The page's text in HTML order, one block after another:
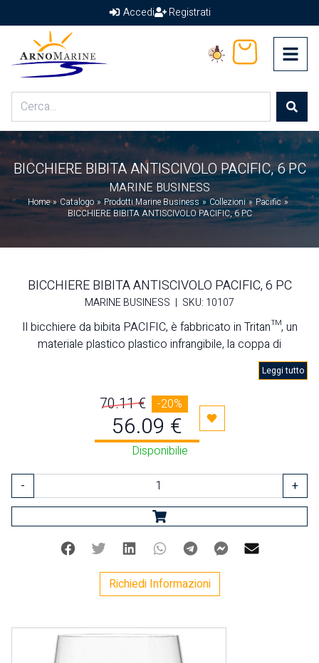
Accedi Registrati
Home
Shop
Chi Siamo
Termini & Condizioni
Contatti
Carrello
BICCHIERE BIBITA ANTISCIVOLO PACIFIC, 6 PC
MARINE BUSINESS
Home » Catalogo » Prodotti Marine Business » Collezioni » Pacific »
BICCHIERE BIBITA ANTISCIVOLO PACIFIC, 6 PC
BICCHIERE BIBITA ANTISCIVOLO PACIFIC, 6 PC
MARINE BUSINESS | SKU: 10107
Il bicchiere da bibita PACIFIC, è fabbricato in Tritan™, un
materiale plastico plastico infrangibile, la coppa di
champagne è altamente resistente alle cadute e sembra
Leggi tutto
70.11 € -20%
56.09 € Aggiungi ai preferiti
Disponibilie
- +
Facebook
Twitter LinkedinWhatsappTelegramFacebook
Richiedi Informazioni